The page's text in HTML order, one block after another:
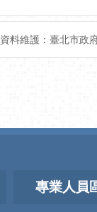
資料維護：臺北市政
專業人員